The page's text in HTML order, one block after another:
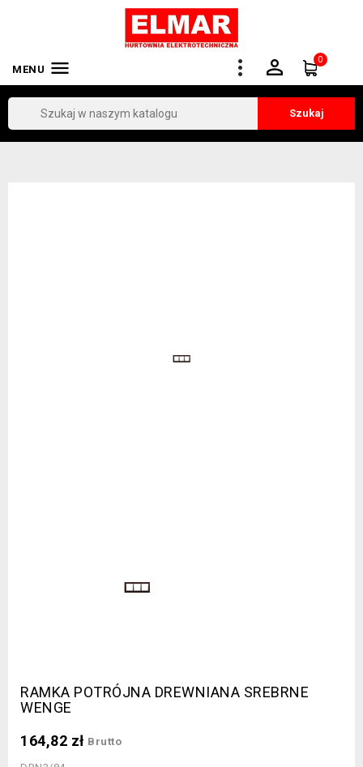
MENU  0

Szukaj
RAMKA POTRÓJNA DREWNIANA SREBRNE
WENGE
164,82 zł Brutto